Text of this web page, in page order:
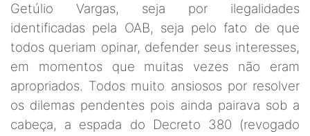
Getúlio Vargas, seja por ilegalidades
identificadas pela OAB, seja pelo fato de que
todos queriam opinar, defender seus interesses,
em momentos que muitas vezes não eram
apropriados. Todos muito ansiosos por resolver
os dilemas pendentes pois ainda pairava sob a
cabeça, a espada do Decreto 380 (revogado